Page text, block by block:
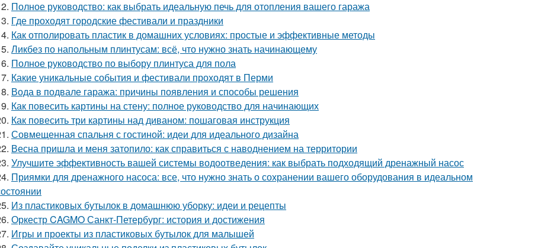
Полное руководство: как выбрать идеальную печь для отопления вашего гаража
Где проходят городские фестивали и праздники
Как отполировать пластик в домашних условиях: простые и эффективные методы
Ликбез по напольным плинтусам: всё, что нужно знать начинающему
Полное руководство по выбору плинтуса для пола
Какие уникальные события и фестивали проходят в Перми
Вода в подвале гаража: причины появления и способы решения
Как повесить картины на стену: полное руководство для начинающих
Как повесить три картины над диваном: пошаговая инструкция
Совмещенная спальня с гостиной: идеи для идеального дизайна
Весна пришла и меня затопило: как справиться с наводнением на территории
Улучшите эффективность вашей системы водоотведения: как выбрать подходящий дренажный насос
Приямки для дренажного насоса: все, что нужно знать о сохранении вашего оборудования в идеальном
Из пластиковых бутылок в домашнюю уборку: идеи и рецепты
Оркестр CAGMO Санкт-Петербург: история и достижения
Игры и проекты из пластиковых бутылок для малышей